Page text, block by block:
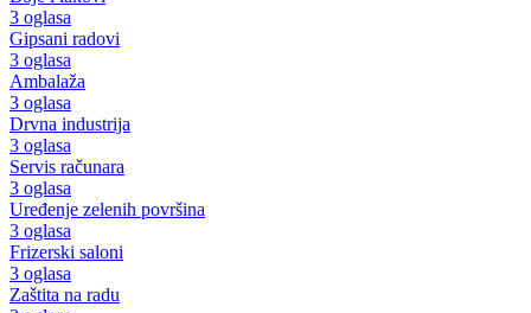
3 oglasa
Gipsani radovi
3 oglasa
Ambalaža
3 oglasa
Drvna industrija
3 oglasa
Servis računara
3 oglasa
Uređenje zelenih površina
3 oglasa
Frizerski saloni
3 oglasa
Zaštita na radu